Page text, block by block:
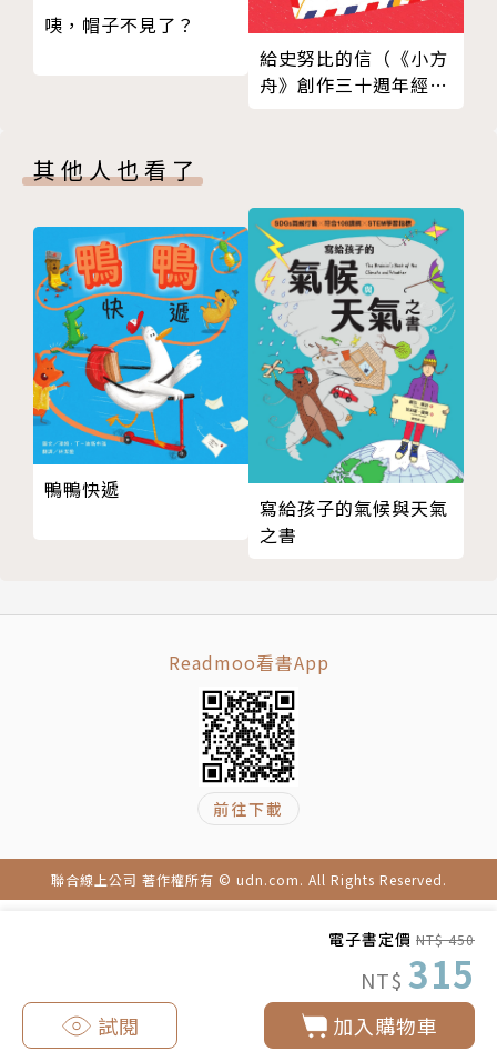
電子書定價 NT$ 450
NT$ 315
加入購物車
試閱
◆大開本全彩製作，閱讀經典不怕傷眼
◆擔心漫畫不正經？每篇從文言文帶領讀者閱讀
《孫子兵法》，透過歷史經典戰役，將每篇計策詳盡演
◆計策結合兵法分析，除了看完趣味漫畫之外，更
點出故事中的重要概念，引導讀者思考如何應用到生活
當中
◆好看的漫畫、流暢的敘事節奏、精彩的戰役解
說，讓你看了停不下來！
咦，帽子不見了？
給史努比的信（《小方
舟》創作三十週年經典
其他人也看了
鴨鴨快遞
寫給孩子的氣候與天氣
之書
Readmoo看書App
前往下載
聯合線上公司 著作權所有 © udn.com. All Rights Reserved.